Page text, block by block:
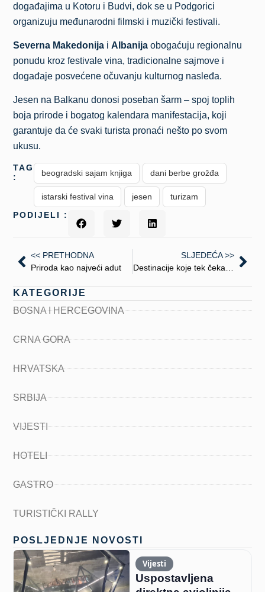
događajima u Kotoru i Budvi, dok se u Podgorici
organizuju međunarodni filmski i muzički festivali.
Severna Makedonija iAlbanija obogaćuju regionalnu
ponudu kroz festivale vina, tradicionalne sajmove i
događaje posvećene očuvanju kulturnog nasleđa.
Jesen na Balkanu donosi poseban šarm – spoj toplih
boja prirode i bogatog kalendara manifestacija, koji
garantuje da će svaki turista pronaći nešto po svom
ukusu.
TAGS
:
beogradski sajam knjiga dani berbe grožđa
istarski festival vina jesen
turizam
PODIJELI :
<< PRETHODNA
Priroda kao najveći adut
SLJEDEĆA >>
KATEGORIJE
BOSNA I HERCEGOVINA
CRNA GORA
HRVATSKA
SRBIJA
VIJESTI
HOTELI
GASTRO
TURISTIČKI RALLY
POSLJEDNJE NOVOSTI
Vijesti
Uspostavljena